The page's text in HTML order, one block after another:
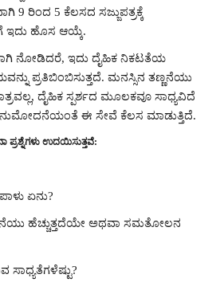
9 ರಿಂದ 5 ಕೆಲಸದ ಸಜ್ಜುಪತ್ರಕ್ಕೆ
ಇದು ಹೊಸ ಆಯ್ಕೆ.
ನೋಡಿದರೆ, ಇದು ದೈಹಿಕ ನಿಕಟತೆಯ
ಪ್ರತಿಬಿಂಬಿಸುತ್ತದೆ. ಮನಸ್ಸಿನ ತಣ್ಣನೆಯು
ದೈಹಿಕ ಸ್ಪರ್ಶದ ಮೂಲಕವೂ ಸಾಧ್ಯವಿದೆ
ಈ ಸೇವೆ ಕೆಲಸ ಮಾಡುತ್ತಿದೆ.
ಪ್ರಶ್ನೆಗಳು ಉದಯಿಸುತ್ತವೆ:
ಏನು?
ಹೆಚ್ಚುತ್ತದೆಯೇ ಅಥವಾ ಸಮತೋಲನ
ಸಾಧ್ಯತೆಗಳೆಷ್ಟು?